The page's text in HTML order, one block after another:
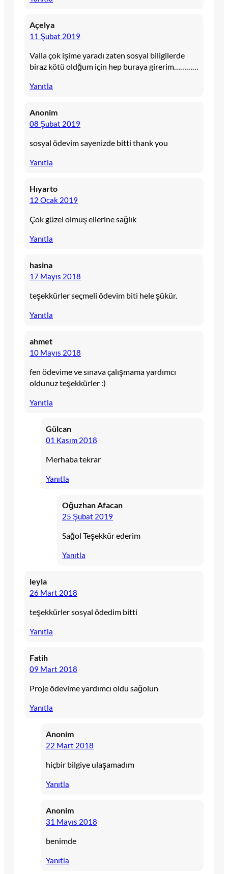
Açelya
11 Şubat 2019
Valla çok işime yaradı zaten sosyal biligilerde
biraz kötü oldğum için hep buraya girerim…………
Yanıtla
Anonim
08 Şubat 2019
sosyal ödevim sayenizde bitti thank you
Yanıtla
Hıyarto
12 Ocak 2019
Çok güzel olmuş ellerine sağlık
Yanıtla
hasina
17 Mayıs 2018
teşekkürler seçmeli ödevim biti hele şükür.
Yanıtla
ahmet
10 Mayıs 2018
fen ödevime ve sınava çalışmama yardımcı
oldunuz teşekkürler :)
Yanıtla
Gülcan
01 Kasım 2018
Merhaba tekrar
Yanıtla
Oğuzhan Afacan
25 Şubat 2019
Sağol Teşekkür ederim
Yanıtla
leyla
26 Mart 2018
teşekkürler sosyal ödedim bitti
Yanıtla
Fatih
09 Mart 2018
Proje ödevime yardımcı oldu sağolun
Yanıtla
Anonim
22 Mart 2018
hiçbir bilgiye ulaşamadım
Yanıtla
Anonim
31 Mayıs 2018
benimde
Yanıtla